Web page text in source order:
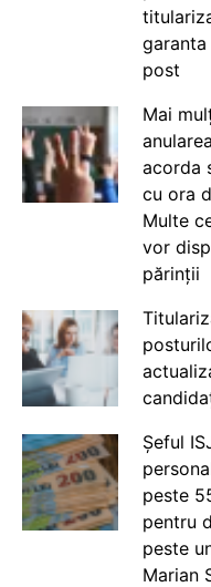
garanta
post
Mai
acorda
cu ora
Multe
vor
părinții
Șeful
peste
pentru
peste
Marian